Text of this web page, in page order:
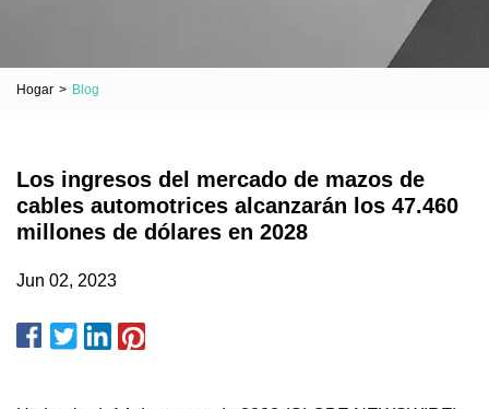
Hogar > Blog
Los ingresos del mercado de mazos de
cables automotrices alcanzarán los 47.460
millones de dólares en 2028
Jun 02, 2023